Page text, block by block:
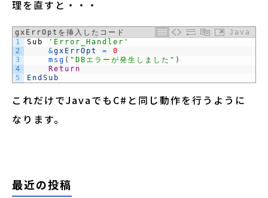
理を直すと・・・
gxErrOptを挿入したコード
Java
1
2
3
4
5
Sub
'Error_Handler'
&gxErrOpt =
0
msg ( "DBエラーが発生しました" )
Return
EndSub
これだけでJavaでもC#と同じ動作を行うように
なります。
最近の投稿